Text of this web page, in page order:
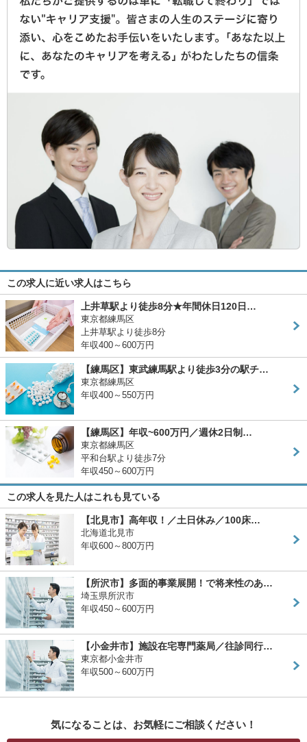
この求人に近い求人はこちら
上井草駅より徒歩8分★年間休日120日…
東京都練馬区
上井草駅より徒歩8分
年収400～600万円
【練馬区】東武練馬駅より徒歩3分の駅チ…
東京都練馬区
年収400～550万円
【練馬区】年収~600万円／週休2日制…
東京都練馬区
平和台駅より徒歩7分
年収450～600万円
この求人を見た人はこれも見ている
【北見市】高年収！／土日休み／100床…
北海道北見市
年収600～800万円
【所沢市】多面的事業展開！で将来性のあ…
埼玉県所沢市
年収450～600万円
【小金井市】施設在宅専門薬局／往診同行…
東京都小金井市
年収500～600万円
気になることは、お気軽にご相談ください！